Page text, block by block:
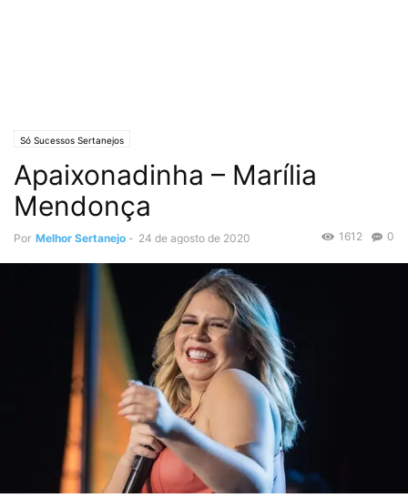
Só Sucessos Sertanejos
Apaixonadinha – Marília
Mendonça
Por Melhor Sertanejo - 24 de agosto de 2020 0
1612